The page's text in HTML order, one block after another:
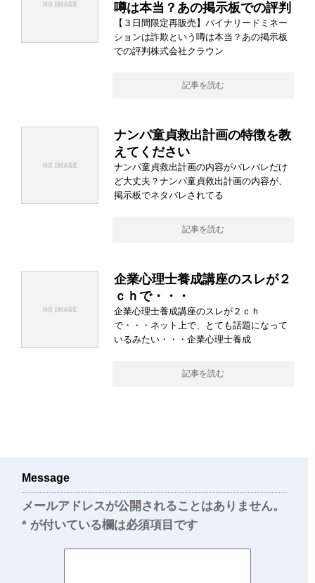
噂は本当？あの掲示板での評判
【３日間限定再販売】バイナリードミネー
ションは詐欺という噂は本当？あの掲示板
での評判株式会社クラウン
記事を読む
ナンパ童貞救出計画の特徴を教
えてください
ナンパ童貞救出計画の内容がバレバレだけ
ど大丈夫？ナンパ童貞救出計画の内容が、
掲示板でネタバレされてる
記事を読む
企業心理士養成講座のスレが２
ｃｈで・・・
企業心理士養成講座のスレが２ｃｈ
で・・・ネット上で、とても話題になって
いるみたい・・・企業心理士養成
記事を読む
Message
メールアドレスが公開されることはありません。
* が付いている欄は必須項目です